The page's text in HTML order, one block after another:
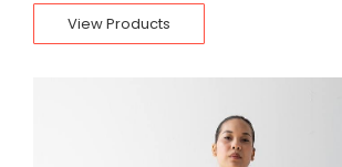
View Products